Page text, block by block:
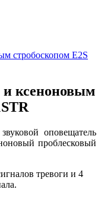
и ксеноновым
оповещатель
проблесковый
тревоги и 4